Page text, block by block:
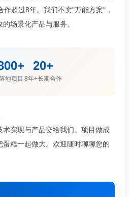
超过8年。我们不卖"万能方案"，
场景化产品与服务。
地项目
20+
8年+长期合作
实现与产品交给我们。项目做成
糕一起做大。欢迎随时聊聊您的